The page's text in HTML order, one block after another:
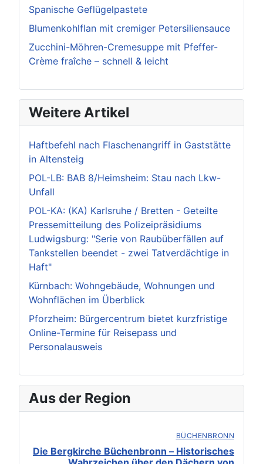
Spanische Geflügelpastete
Blumenkohlflan mit cremiger Petersiliensauce
Zucchini-Möhren-Cremesuppe mit Pfeffer-
Crème fraîche – schnell & leicht
Weitere Artikel
Haftbefehl nach Flaschenangriff in Gaststätte
in Altensteig
POL-LB: BAB 8/Heimsheim: Stau nach Lkw-
Unfall
POL-KA: (KA) Karlsruhe / Bretten - Geteilte
Pressemitteilung des Polizeipräsidiums
Ludwigsburg: "Serie von Raubüberfällen auf
Tankstellen beendet - zwei Tatverdächtige in
Haft"
Kürnbach: Wohngebäude, Wohnungen und
Wohnflächen im Überblick
Pforzheim: Bürgercentrum bietet kurzfristige
Online-Termine für Reisepass und
Personalausweis
Aus der Region
BÜCHENBRONN
Die Bergkirche Büchenbronn – Historisches